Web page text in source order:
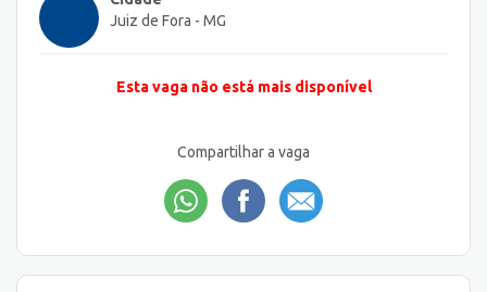
Juiz de Fora - MG
Esta vaga não está mais disponível
Compartilhar a vaga